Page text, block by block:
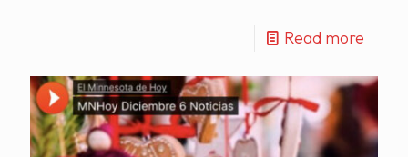
Read more